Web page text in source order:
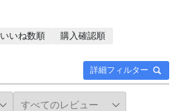
詳細フィルター
いいね数順
購入確認順